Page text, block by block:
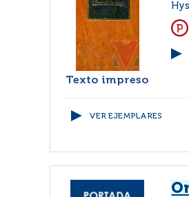
Texto impreso
VER EJEMPLARES